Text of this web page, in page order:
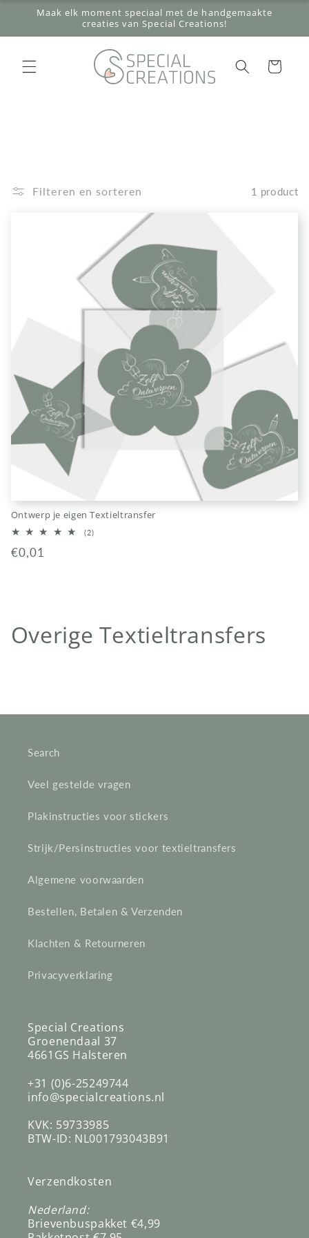
naar de
Maak elk moment speciaal met de handgemaakte
creaties van Special Creations!
Winkelwagen
Filteren en sorteren 1 product
Ontwerp je eigen Textieltransfer
(2)2
Normale
€0,01
C
l
Overige Textieltransfers
Search
Veel gestelde vragen
Plakinstructies voor stickers
Strijk/Persinstructies voor textieltransfers
Algemene voorwaarden
Bestellen, Betalen & Verzenden
Klachten & Retourneren
Privacyverklaring
Special Creations
Groenendaal 37
4661GS Halsteren
+31 (0)6-25249744
info@specialcreations.nl
KVK: 59733985
BTW-ID: NL001793043B91
Verzendkosten
Nederland:
Brievenbuspakket €4,99